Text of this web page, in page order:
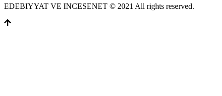
EDEBIYYAT VE INCESENET © 2021 All rights reserved.